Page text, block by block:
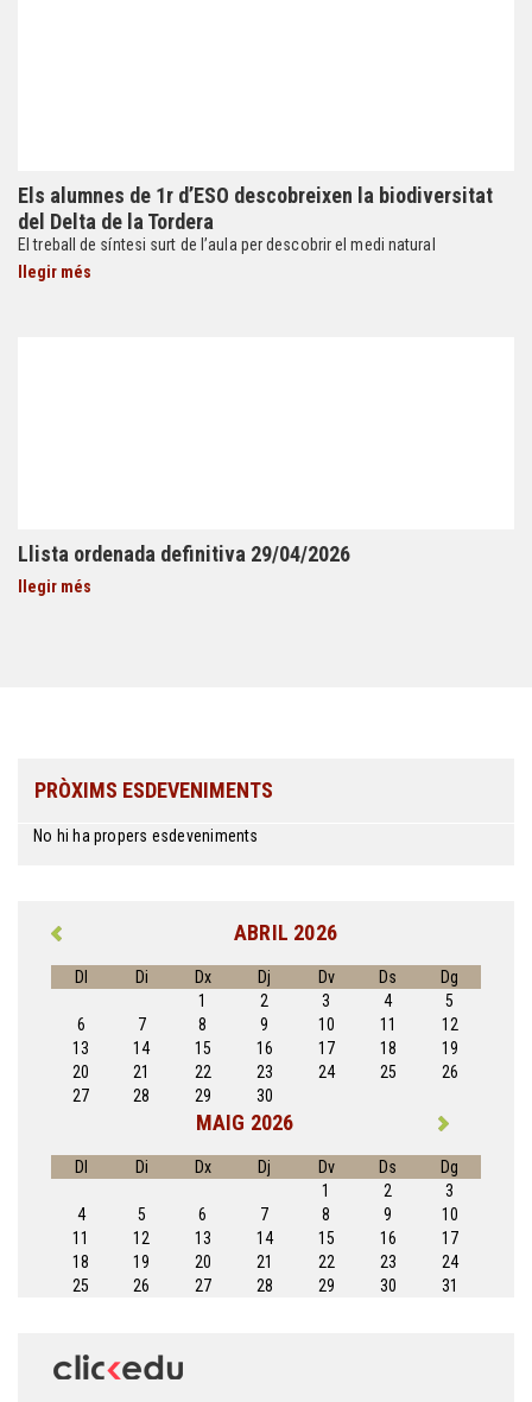
Els alumnes de 1r d’ESO descobreixen la biodiversitat
del Delta de la Tordera
El treball de síntesi surt de l’aula per descobrir el medi natural
llegir més
Llista ordenada definitiva 29/04/2026
llegir més
PRÒXIMS ESDEVENIMENTS
No hi ha propers esdeveniments
ABRIL 2026
Dl Di Dx Dj Dv Ds
Dg
1
2 3 4
5
6
7 8 9 10 11
12
13
14 15 16 17 18
19
20
21 22 23 24 25
26
27
28 29 30
MAIG 2026
Dl Di Dx Dj Dv Ds
Dg
1
2
3
4
5 6 7 8 9
10
11
12 13 14 15 16
17
18
19 20 21 22 23
24
25
26 27 28 29 30 31